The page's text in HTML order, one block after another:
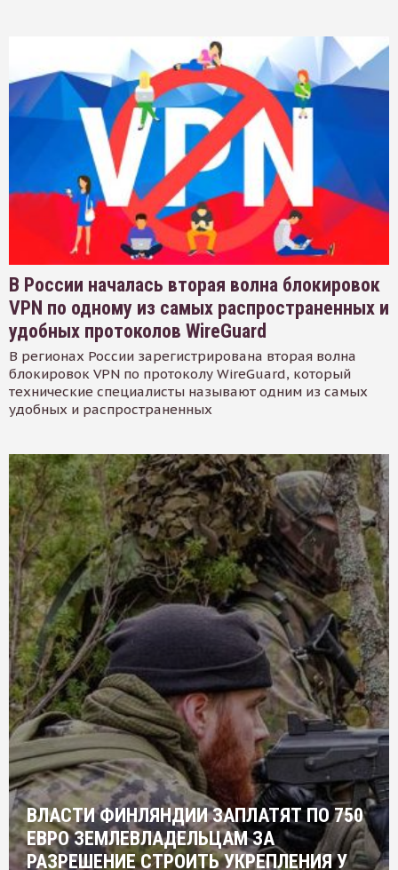
В России началась вторая волна блокировок
VPN по одному из самых распространенных и
удобных протоколов WireGuard
В регионах России зарегистрирована вторая волна
блокировок VPN по протоколу WireGuard, который
технические специалисты называют одним из самых
удобных и распространенных
ВЛАСТИ ФИНЛЯНДИИ ЗАПЛАТЯТ ПО 750
ЕВРО ЗЕМЛЕВЛАДЕЛЬЦАМ ЗА
РАЗРЕШЕНИЕ СТРОИТЬ УКРЕПЛЕНИЯ У